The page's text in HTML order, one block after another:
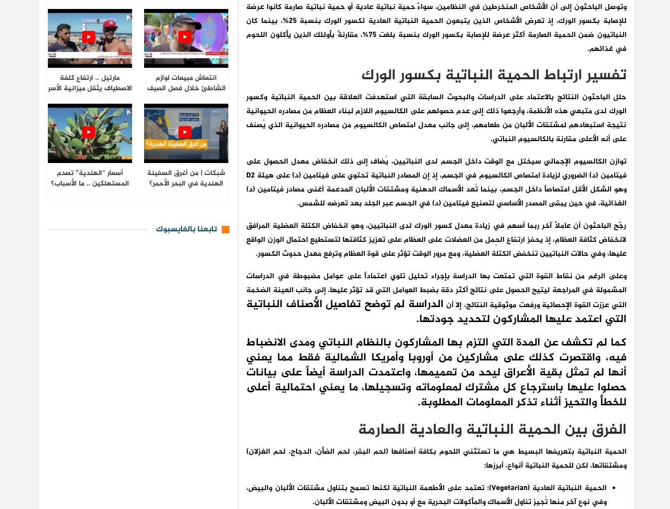
وتوصل الباحثون إلى أن الأشخاص المنخرطين في النظامين، سواءً حمية نباتية عادية أو حمية نباتية صارمة كانوا عرضة
للإصابة بكسور الورك، إذ تعرض الأشخاص الذين يتبعون الحمية النباتية العادية لكسور الورك بنسبة 25%، بينما كان
النباتيون ضمن الحمية الصارمة أكثر عرضة للإصابة بكسور الورك بنسبة بلغت 75%، مقارنةً بأولئك الذين يأكلون اللحوم
في غذائهم.
تفسير ارتباط الحمية النباتية بكسور الورك
حلل الباحثون النتائج بالاعتماد على الدراسات والبحوث السابقة التي استهدفت العلاقة بين الحمية النباتية وكسور
الورك لدى متبعي هذه الأنظمة، وأرجعوا ذلك إلى عدم حصولهم على الكالسيوم اللازم لبناء العظام من مصادره الحيوانية
نتيجة استبعادهم لمشتقات الألبان من طعامهم، إلى جانب معدل امتصاص الكالسيوم من مصادره الحيوانية الذي يُصنف
على أنه الأعلى مقارنة بالكالسيوم النباتي.
توازن الكالسيوم الإجمالي سيختل مع الوقت داخل الجسم لدى النباتيين، يُضاف إلى ذلك انخفاض معدل الحصول على
فيتامين (د) الضروري لزيادة امتصاص الكالسيوم في الجسم، إذ إن المصادر النباتية تحتوي على فيتامين (د) على هيئة D2
وهو الشكل الأقل امتصاصاً داخل الجسم، بينما تُعد الأسماك الدهنية ومشتقات الألبان المدعمة أغنى مصادر فيتامين (د)
الغذائية، في حين يبقى المصدر الأساسي لتصنيع فيتامين (د) في الجسم عبر الجلد بعد تعرضه للشمس.
رجّح الباحثون أن عاملاً آخر ربما أسهم في زيادة معدل كسور الورك لدى النباتيين، وهو انخفاض الكتلة العضلية المرافق
لانخفاض كثافة العظام، إذ يحفز ارتفاع الحِمل من العضلات على العظام على تعزيز كثافتها لتستطيع احتمال الوزن الواقع
عليها، وفي حالات النباتيين تنخفض الكتلة العضلية، ومع مرور الوقت تؤثر على قوة العظام وترفع معدل حدوث الكسور.
وعلى الرغم من نقاط القوة التي تمتعت بها الدراسة بإجراء تحليل تلوي اعتماداً على عوامل مضبوطة في الدراسات
المشمولة في المراجعة ليتيح الحصول على نتائج أكثر دقة بضبط العوامل التي قد تؤثر عليها، إلى جانب العينة الضخمة
التي عززت القوة الإحصائية ورفعت موثوقية النتائج، إلا أن الدراسة لم توضح تفاصيل الأصناف النباتية
التي اعتمد عليها المشاركون لتحديد جودتها.
كما لم تكشف عن المدة التي التزم بها المشاركون بالنظام النباتي ومدى الانضباط
فيه، واقتصرت كذلك على مشاركين من أوروبا وأمريكا الشمالية فقط مما يعني
أنها لم تمثل بقية الأعراق ليحد من تعميمها، واعتمدت الدراسة أيضاً على بيانات
حصلوا عليها باسترجاع كل مشترك لمعلوماته وتسجيلها، ما يعني احتمالية أعلى
للخطأ والتحيز أثناء تذكر المعلومات المطلوبة.
الفرق بين الحمية النباتية والعادية الصارمة
الحمية النباتية بتعريفها البسيط هي ما تستثني اللحوم بكافة أصنافها (لحم البقر، لحم الضأن، الدجاج، لحم الغزلان)
ومشتقاتها، لكن للحمية النباتية أنواع، أبرزها:
الحمية النباتية العادية (Vegetarian): تعتمد على الأطعمة النباتية لكنها تسمح بتناول مشتقات الألبان والبيض،
وفي نوع آخر منها تُجيز تناول الأسماك والمأكولات البحرية مع أو بدون البيض ومشتقات الألبان.
انتعاش مبيعات لوازم
الشاطئ خلال فصل الصيف
مارتيل .. ارتفاع كلفة
الاصطياف يثقل ميزانية الأسر
شبكات | من أغرق السفينة
الهندية في البحر الأحمر؟
أسعار “الهندية” تصدم
المستهلكين .. ما الأسباب؟
تابعنا بالفايسبوك